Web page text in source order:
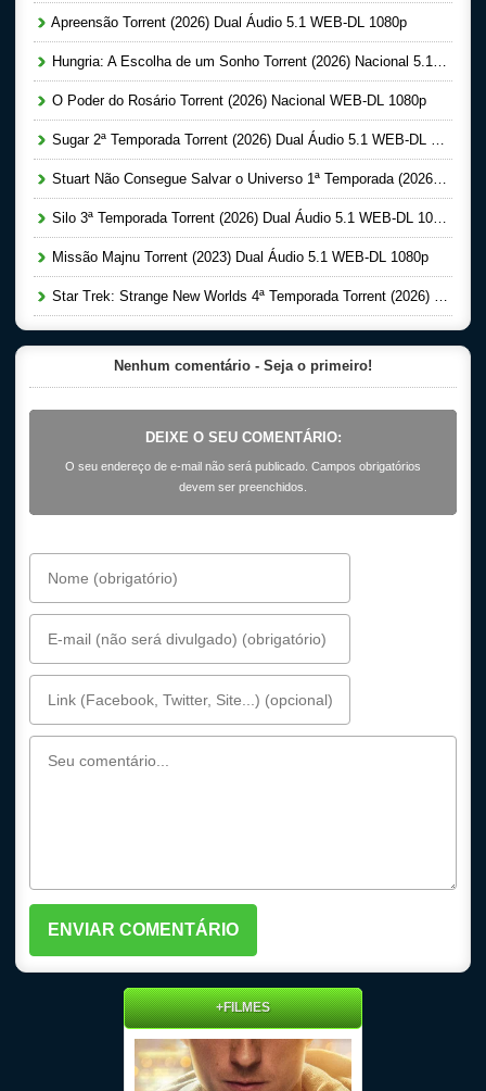
Apreensão Torrent (2026) Dual Áudio 5.1 WEB-DL 1080p
Hungria: A Escolha de um Sonho Torrent (2026) Nacional 5.1 WEB-DL 1080p
O Poder do Rosário Torrent (2026) Nacional WEB-DL 1080p
Sugar 2ª Temporada Torrent (2026) Dual Áudio 5.1 WEB-DL 1080p
Stuart Não Consegue Salvar o Universo 1ª Temporada (2026) Dual Áudio 5.1 WEB-DL 1080p
Silo 3ª Temporada Torrent (2026) Dual Áudio 5.1 WEB-DL 1080p
Missão Majnu Torrent (2023) Dual Áudio 5.1 WEB-DL 1080p
Star Trek: Strange New Worlds 4ª Temporada Torrent (2026) Dual Áudio 5.1 WEB-DL 1080p
Nenhum comentário - Seja o primeiro!
DEIXE O SEU COMENTÁRIO:
O seu endereço de e-mail não será publicado. Campos obrigatórios
devem ser preenchidos.
+FILMES